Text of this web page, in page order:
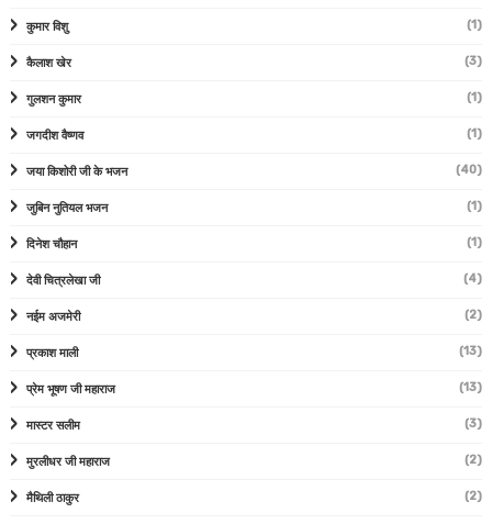
कुमार विशु (1)
कैलाश खेर (3)
गुलशन कुमार (1)
जगदीश वैष्णव (1)
जया किशोरी जी के भजन (40)
जुबिन नुतियल भजन (1)
दिनेश चौहान (1)
देवी चित्रलेखा जी (4)
नईम अजमेरी (2)
प्रकाश माली (13)
प्रेम भूषण जी महाराज (13)
मास्टर सलीम (3)
मुरलीधर जी महाराज (2)
मैथिली ठाकुर (2)